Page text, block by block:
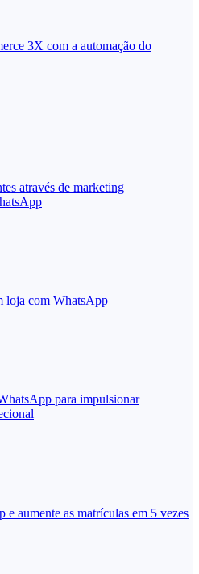
3X com a automação do
através de marketing
loja com WhatsApp
para impulsionar
e aumente as matrículas em 5 vezes